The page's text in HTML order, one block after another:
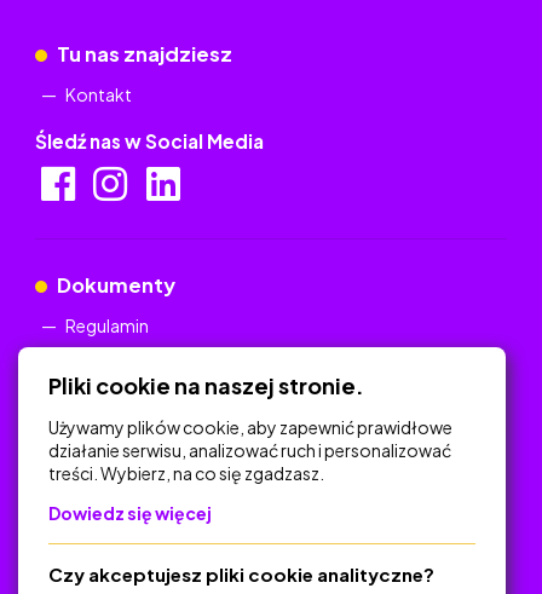
Tu nas znajdziesz
Kontakt
Śledź nas w Social Media
Dokumenty
Regulamin
Na skróty
Polityka Prywatności
Regulamin
O platformie
Pliki cookie na naszej stronie.
Używamy plików cookie, aby zapewnić prawidłowe
działanie serwisu, analizować ruch i personalizować
treści. Wybierz, na co się zgadzasz.
Dowiedz się więcej
Czy akceptujesz pliki cookie analityczne?